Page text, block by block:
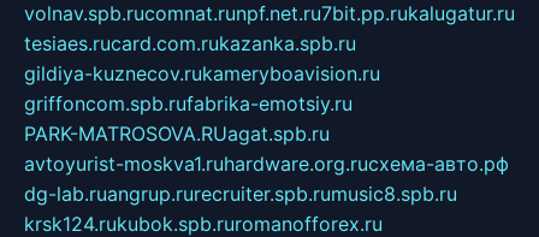
volnav.spb.rucomnat.runpf.net.ru7bit.pp.rukalugatur.ru
tesiaes.rucard.com.rukazanka.spb.ru
gildiya-kuznecov.rukameryboavision.ru
griffoncom.spb.rufabrika-emotsiy.ru
PARK-MATROSOVA.RUagat.spb.ru
avtoyurist-moskva1.ruhardware.org.ruсхема-авто.рф
dg-lab.ruangrup.rurecruiter.spb.rumusic8.spb.ru
krsk124.rukubok.spb.ruromanofforex.ru